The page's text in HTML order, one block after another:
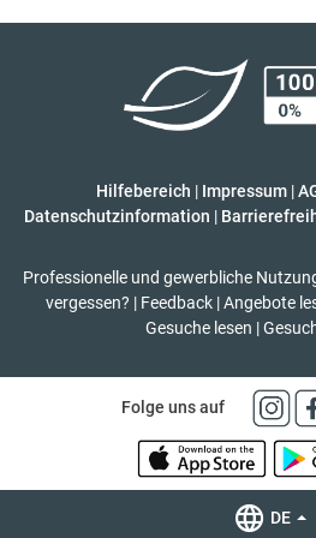
Hilfebereich | Impressum |
Datenschutzinformation |
Professionelle und gewerbliche
vergessen? | Feedback | Angebote
Gesuche lesen |
Folge uns auf
DE